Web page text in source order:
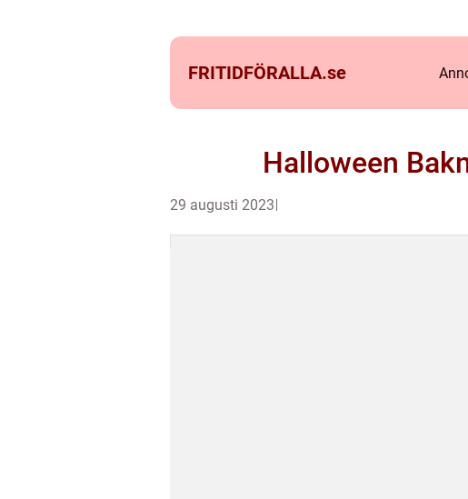
FRITIDFÖRALLA.se
Halloween
29 augusti 2023